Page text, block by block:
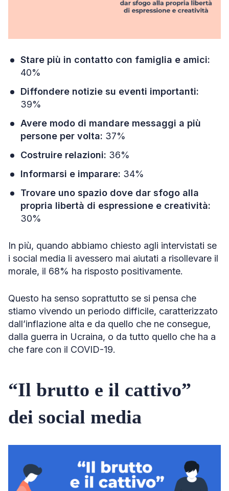
Stare più in contatto con famiglia e amici:
40%
Diffondere notizie su eventi importanti:
39%
Avere modo di mandare messaggi a più
persone per volta: 37%
Costruire relazioni: 36%
Informarsi e imparare: 34%
Trovare uno spazio dove dar sfogo alla
propria libertà di espressione e creatività:
30%
In più, quando abbiamo chiesto agli intervistati se
i social media li avessero mai aiutati a risollevare il
morale, il 68% ha risposto positivamente.
Questo ha senso soprattutto se si pensa che
stiamo vivendo un periodo difficile, caratterizzato
dall’inflazione alta e da quello che ne consegue,
dalla guerra in Ucraina, o da tutto quello che ha a
che fare con il COVID-19.
“Il brutto e il cattivo”
dei social media